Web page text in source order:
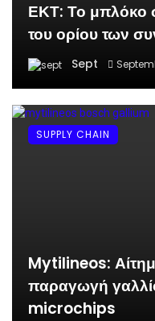
ΕΚΤ: Το μπλόκο
του ορίου των
Sept
Mytilineos:
παραγωγή
microchips
SUPPLY CHAIN